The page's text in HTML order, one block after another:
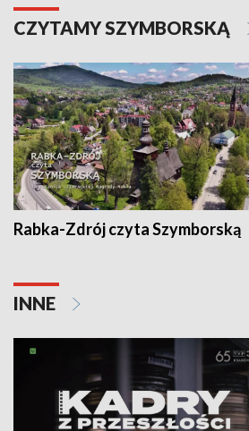
CZYTAMY SZYMBORSKĄ
Rabka-Zdrój czyta Szymborską
INNE